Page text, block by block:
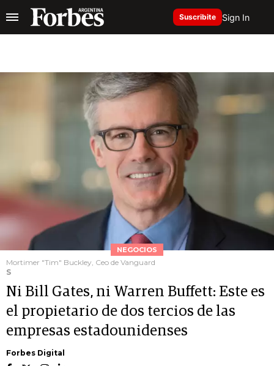
Suscribite Sign In
NEGOCIOS
Mortimer "Tim" Buckley, Ceo de Vanguard
S
Ni Bill Gates, ni Warren Buffett: Este es
el propietario de dos tercios de las
empresas estadounidenses
Forbes Digital